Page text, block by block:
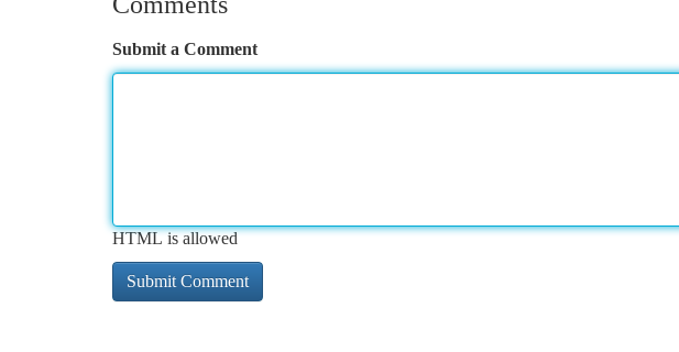
Submit a Comment
HTML is allowed